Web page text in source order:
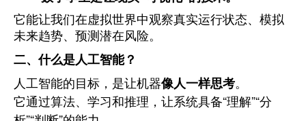
它能让我们在虚拟世界中观察真实运行状态、模拟
未来趋势、预测潜在风险。
二、什么是人工智能？
人工智能的目标，是让机器像人一样思考。
它通过算法、学习和推理，让系统具备“理解”“分